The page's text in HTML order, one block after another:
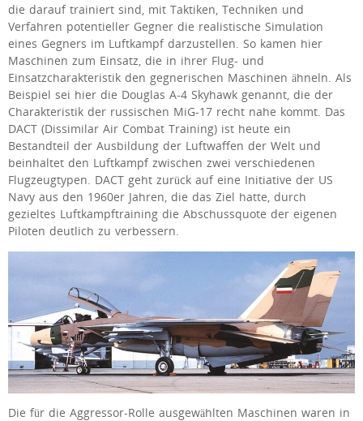
die darauf trainiert sind, mit Taktiken, Techniken und
Verfahren potentieller Gegner die realistische Simulation
eines Gegners im Luftkampf darzustellen. So kamen hier
Maschinen zum Einsatz, die in ihrer Flug- und
Einsatzcharakteristik den gegnerischen Maschinen ähneln. Als
Beispiel sei hier die Douglas A-4 Skyhawk genannt, die der
Charakteristik der russischen MiG-17 recht nahe kommt. Das
DACT (Dissimilar Air Combat Training) ist heute ein
Bestandteil der Ausbildung der Luftwaffen der Welt und
beinhaltet den Luftkampf zwischen zwei verschiedenen
Flugzeugtypen. DACT geht zurück auf eine Initiative der US
Navy aus den 1960er Jahren, die das Ziel hatte, durch
gezieltes Luftkampftraining die Abschussquote der eigenen
Piloten deutlich zu verbessern.
Die für die Aggressor-Rolle ausgewählten Maschinen waren in